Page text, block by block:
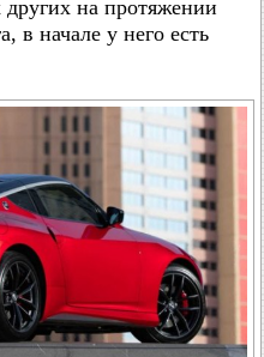
других на протяжении
в начале у него есть